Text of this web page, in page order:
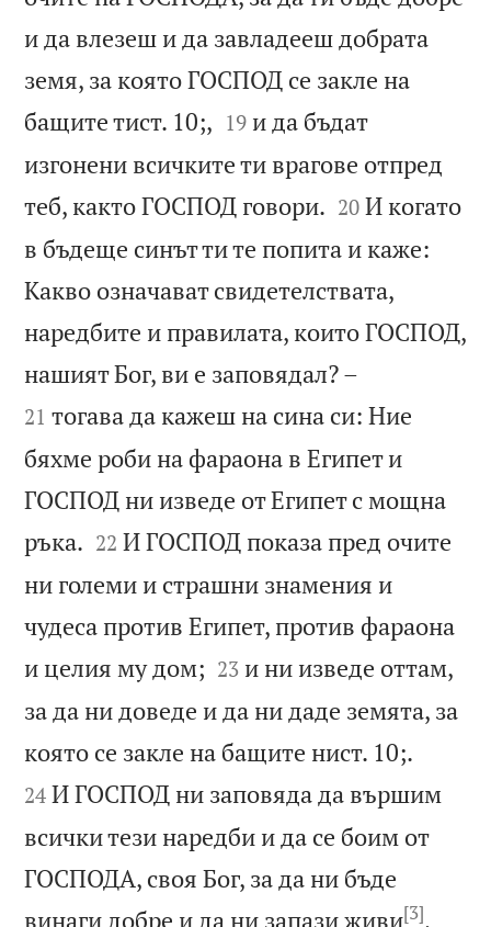
и да влезеш и да завладееш добрата
земя, за която ГОСПОД се закле на
бащите тист. 10;, 

19 и да бъдат
изгонени всичките ти врагове отпред
теб, както ГОСПОД говори. 

20 И когато
в бъдеще синът ти те попита и каже:
Какво означават свидетелствата,
наредбите и правилата, които ГОСПОД,
нашият Бог, ви е заповядал? –
21 тогава да кажеш на сина си: Ние
бяхме роби на фараона в Египет и
ГОСПОД ни изведе от Египет с мощна
ръка. 

22 И ГОСПОД показа пред очите
ни големи и страшни знамения и
чудеса против Египет, против фараона
и целия му дом; 

23 и ни изведе оттам,
за да ни доведе и да ни даде земята, за
която се закле на бащите нист. 10;.
24 И ГОСПОД ни заповяда да вършим
всички тези наредби и да се боим от
ГОСПОДА, своя Бог, за да ни бъде
винаги добре и да ни запази живи[3],